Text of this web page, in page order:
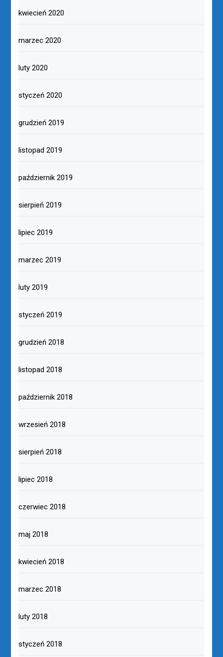
kwiecień 2020
marzec 2020
luty 2020
styczeń 2020
grudzień 2019
listopad 2019
październik 2019
sierpień 2019
lipiec 2019
marzec 2019
luty 2019
styczeń 2019
grudzień 2018
listopad 2018
październik 2018
wrzesień 2018
sierpień 2018
lipiec 2018
czerwiec 2018
maj 2018
kwiecień 2018
marzec 2018
luty 2018
styczeń 2018